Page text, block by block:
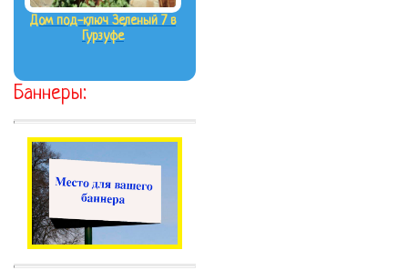
Дом под-ключ Зеленый 7 в
Гурзуфе
Баннеры: